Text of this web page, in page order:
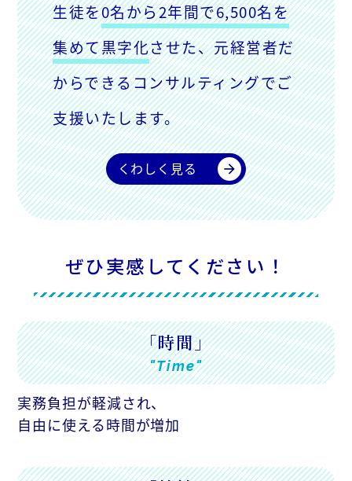
生徒を0名から2年間で6,500名を
集めて黒字化させた、元経営者だ
からできるコンサルティングでご
支援いたします。
くわしく見る arrow_forward
ぜひ実感してください！
「時間」
"Time"
実務負担が軽減され、
自由に使える時間が増加